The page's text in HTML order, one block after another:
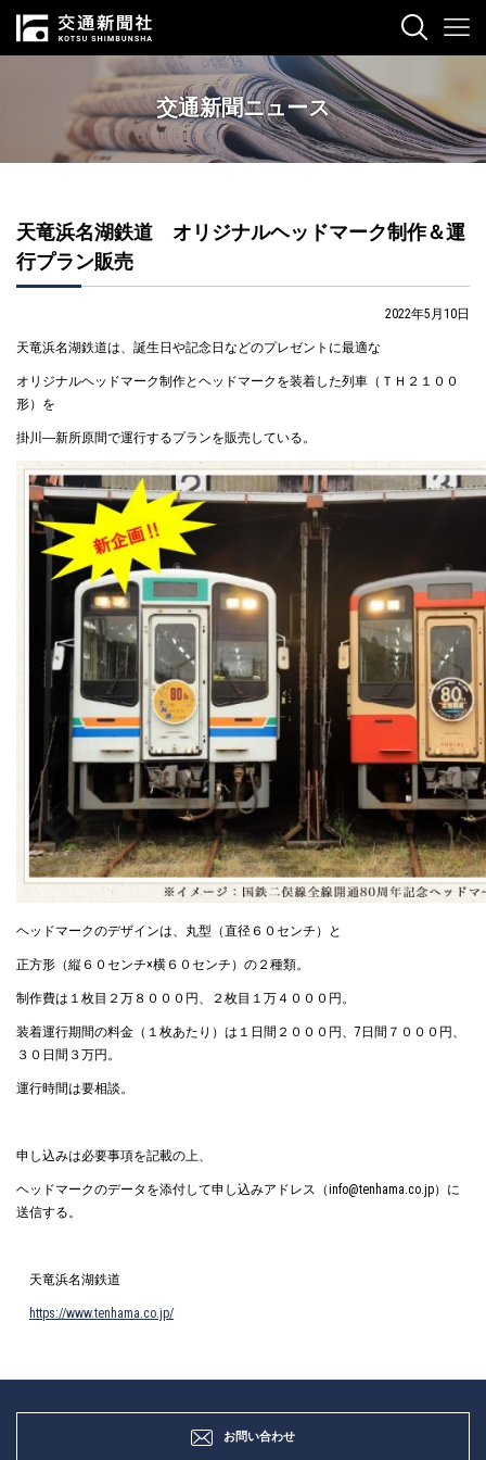
交通新聞ニュース
天竜浜名湖鉄道 オリジナルヘッドマーク制作＆運
行プラン販売
2022年5月10日
天竜浜名湖鉄道は、誕生日や記念日などのプレゼントに最適な
オリジナルヘッドマーク制作とヘッドマークを装着した列車（ＴＨ２１００
形）を
掛川―新所原間で運行するプランを販売している。
ヘッドマークのデザインは、丸型（直径６０センチ）と
正方形（縦６０センチ×横６０センチ）の２種類。
制作費は１枚目２万８０００円、２枚目１万４０００円。
装着運行期間の料金（１枚あたり）は１日間２０００円、7日間７０００円、
３０日間３万円。
運行時間は要相談。
申し込みは必要事項を記載の上、
ヘッドマークのデータを添付して申し込みアドレス（info@tenhama.co.jp）に
送信する。
天竜浜名湖鉄道
https://www.tenhama.co.jp/
お問い合わせ